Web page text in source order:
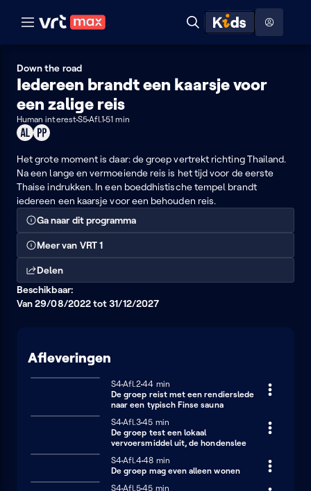
Naar hoofdinhoud Naar audiodescriptie Naar help
Zoeken
ontdekken
Down the road
Iedereen brandt een kaarsje voor
een zalige reis
Human interestS5Afl.1 51 min
Geschikt
alle
leeftijden
Product
Het grote moment is daar: de groep vertrekt richting Thailand.
Na een lange en vermoeiende reis is het tijd voor de eerste
Thaise indrukken. In een boeddhistische tempel brandt
iedereen een kaarsje voor een behouden reis.
Ga naar dit programma
Meer van VRT 1
Delen
Beschikbaar:
Van 29/08/2022 tot 31/12/2027
Afleveringen
Seizoen 4
S4Afl.244 minuten
44 min
De groep reist met een rendierslede
naar een typisch Finse sauna
Seizoen 4
S4Afl.345 minuten
45 min
De groep test een lokaal
vervoersmiddel uit, de hondenslee
Seizoen 4
S4Afl.448 minuten
48 min
De groep mag even alleen wonen
Seizoen 4
S4Afl.545 minuten
45 min